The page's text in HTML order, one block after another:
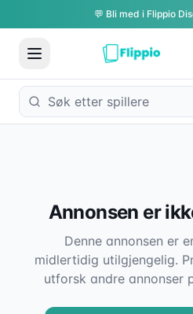
💬 Bli med i Flippio
Annonsen er
Denne annonsen er
midlertidig utilgjengelig.
utforsk andre annonser